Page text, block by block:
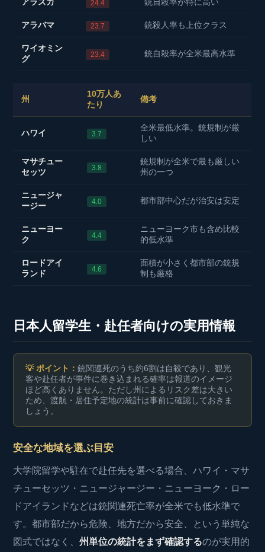
24.4
アラバマ 23.7 銃殺人率も上位クラス
ワイオミン
グ
23.4 銃自殺率が全米最高水準
州
10万人あ
たり
備考
ハワイ 3.7
全米最低水準。銃規制が厳
しい
マサチュー
セッツ
3.8
銃規制が全米で最も厳しい
州の一つ
ニュージャ
ージー
4.0 都市部中心だが治安は安定
ニューヨー
ク
4.4
ニューヨーク市も含め比較
的低水準
ロードアイ
ランド
4.6
面積が小さく都市部の銃規
制も厳格
日本人留学生・赴任者向けの実用情報
💡 ポイント：銃関連死のうち約6割は自殺であり、観光
客や赴任者が事件に巻き込まれる確率は報道のイメージ
ほど高くありません。ただし州によるリスク差は大きい
ため、渡航・居住予定地の統計は事前に確認しておきま
しょう。
安全な地域を選ぶ目安
大学院留学や駐在で赴任先を選べる場合、ハワイ・マサ
チューセッツ・ニュージャージー・ニューヨーク・ロー
ドアイランドなどは銃関連死亡率が全米でも低水準で
す。都市部だから危険、地方だから安全、という単純な
図式ではなく、州単位の統計をまず確認するのが実用的